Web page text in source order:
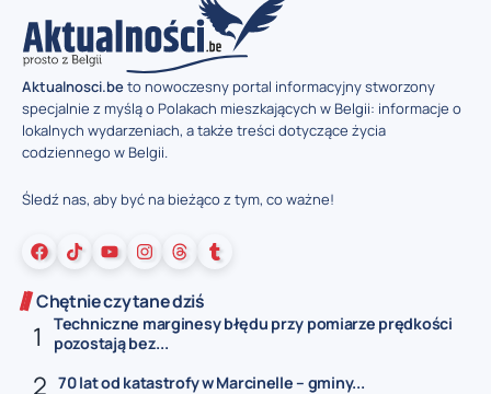
Aktualnosci.beto nowoczesny portal informacyjny stworzony
specjalnie z myślą o Polakach mieszkających w Belgii: informacje o
lokalnych wydarzeniach, a także treści dotyczące życia
codziennego w Belgii.
Śledź nas, aby być na bieżąco z tym, co ważne!
Chętnie czytane dziś
Techniczne marginesy błędu przy pomiarze prędkości
pozostają bez...
70 lat od katastrofy w Marcinelle – gminy...